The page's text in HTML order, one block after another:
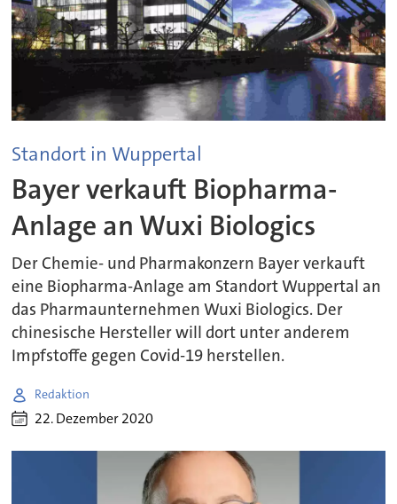
Standort in Wuppertal
Bayer verkauft Biopharma-
Anlage an Wuxi Biologics
Der Chemie- und Pharmakonzern Bayer verkauft
eine Biopharma-Anlage am Standort Wuppertal an
das Pharmaunternehmen Wuxi Biologics. Der
chinesische Hersteller will dort unter anderem
Impfstoffe gegen Covid-19 herstellen.
Redaktion
22. Dezember 2020